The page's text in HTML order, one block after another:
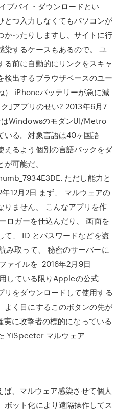
ブバイ・ダウンロードとい
とつ入力しなくてもパソコンが
かったりしますし、サイトに行
染するケースもあるので。 ユ
る前に自動的にリンクをスキャ
検出するブラウザベースのユー
） iPhoneバッテリーが急に減
｣アプリのせい? 2013年6月7
WindowsのモダンUI/Metro
いる。対象言語は40ヶ国語
えるよう個別の言語パックをダ
可能だ。
ただし能力と
12月2日 まず、 マルウェアの
りません。 こんなアプリを作
ロガーを仕込んだり、 画面を
て、 ID とパスワードなどを盗
み取って、 秘密のサーバーに
ァイルを 2016年2月9日
している限りAppleの公式
をダウンロードして使用する
よく目にするこのボタンの先が
に攻撃者の標的になっている
YiSpecter マルウェア
ば、マルウェア感染させて個人
ボット化により遠隔操作してス